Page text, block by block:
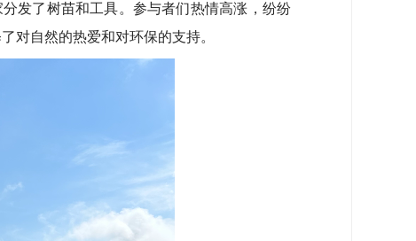
发了树苗和工具。参与者们热情高涨，纷纷
对自然的热爱和对环保的支持。